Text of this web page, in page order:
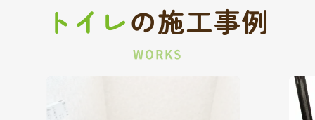
トイレの施工事例
WORKS